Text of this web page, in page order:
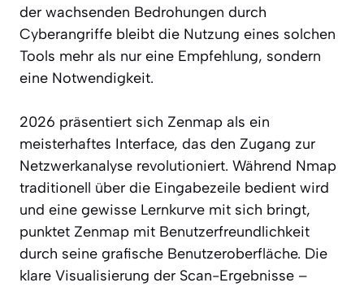
der wachsenden Bedrohungen durch
Cyberangriffe bleibt die Nutzung eines solchen
Tools mehr als nur eine Empfehlung, sondern
eine Notwendigkeit.
2026 präsentiert sich Zenmap als ein
meisterhaftes Interface, das den Zugang zur
Netzwerkanalyse revolutioniert. Während Nmap
traditionell über die Eingabezeile bedient wird
und eine gewisse Lernkurve mit sich bringt,
punktet Zenmap mit Benutzerfreundlichkeit
durch seine grafische Benutzeroberfläche. Die
klare Visualisierung der Scan-Ergebnisse –